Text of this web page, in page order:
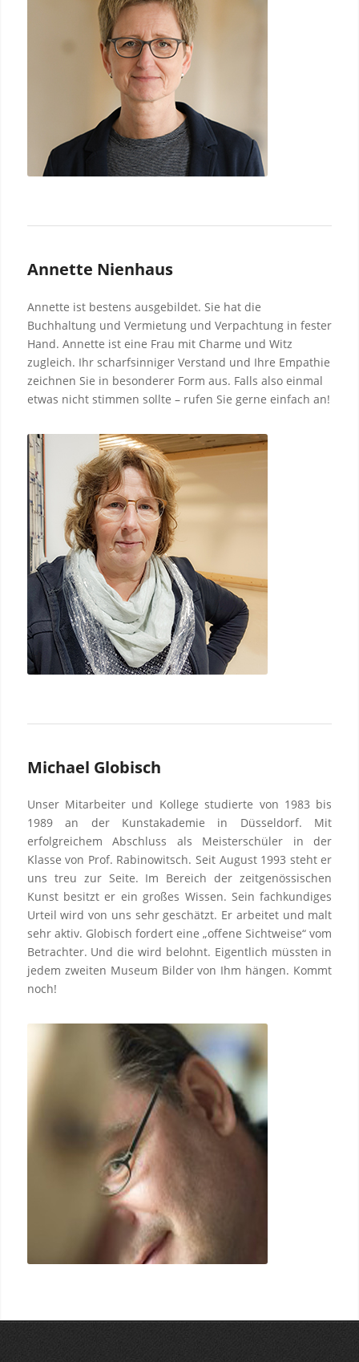
Annette Nienhaus
Annette ist bestens ausgebildet. Sie hat die
Buchhaltung und Vermietung und Verpachtung in fester
Hand. Annette ist eine Frau mit Charme und Witz
zugleich. Ihr scharfsinniger Verstand und Ihre Empathie
zeichnen Sie in besonderer Form aus. Falls also einmal
etwas nicht stimmen sollte – rufen Sie gerne einfach an!
Michael Globisch
Unser Mitarbeiter und Kollege studierte von 1983 bis
1989 an der Kunstakademie in Düsseldorf. Mit
erfolgreichem Abschluss als Meisterschüler in der
Klasse von Prof. Rabinowitsch. Seit August 1993 steht er
uns treu zur Seite. Im Bereich der zeitgenössischen
Kunst besitzt er ein großes Wissen. Sein fachkundiges
Urteil wird von uns sehr geschätzt. Er arbeitet und malt
sehr aktiv. Globisch fordert eine „offene Sichtweise“ vom
Betrachter. Und die wird belohnt. Eigentlich müssten in
jedem zweiten Museum Bilder von Ihm hängen. Kommt
noch!